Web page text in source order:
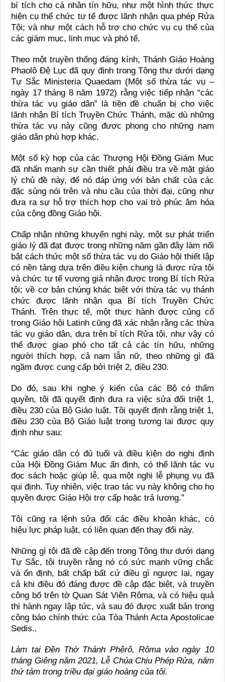
bí tích cho cá nhân tín hữu, như một hình thức thực
hiện cụ thể chức tư tế được lãnh nhận qua phép Rửa
Tội; và như một cách hỗ trợ cho chức vụ cụ thể của
các giám mục, linh mục và phó tế.
Theo một truyền thống đáng kính, Thánh Giáo Hoàng
Phaolô Đệ Lục đã quy định trong Tông thư dưới dạng
Tự Sắc Ministeria Quaedam (Một số thừa tác vụ –
ngày 17 tháng 8 năm 1972) rằng việc tiếp nhận “các
thừa tác vụ giáo dân” là tiền đề chuẩn bị cho việc
lãnh nhận Bí tích Truyền Chức Thánh, mặc dù những
thừa tác vụ này cũng được phong cho những nam
giáo dân phù hợp khác.
Một số kỳ họp của các Thượng Hội Đồng Giám Mục
đã nhấn mạnh sự cần thiết phải điều tra về mặt giáo
lý chủ đề này, để nó đáp ứng với bản chất của các
đặc sủng nói trên và nhu cầu của thời đại, cũng như
đưa ra sự hỗ trợ thích hợp cho vai trò phúc âm hóa
của cộng đồng Giáo hội.
Chấp nhận những khuyến nghị này, một sự phát triển
giáo lý đã đạt được trong những năm gần đây làm nổi
bật cách thức một số thừa tác vụ do Giáo hội thiết lập
có nền tảng dựa trên điều kiện chung là được rửa tội
và chức tư tế vương giả nhận được trong Bí tích Rửa
tội; về cơ bản chúng khác biệt với thừa tác vụ thánh
chức được lãnh nhận qua Bí tích Truyền Chức
Thánh. Trên thực tế, một thực hành được củng cố
trong Giáo hội Latinh cũng đã xác nhận rằng các thừa
tác vụ giáo dân, dựa trên bí tích Rửa tội, như vậy có
thể được giao phó cho tất cả các tín hữu, những
người thích hợp, cả nam lẫn nữ, theo những gì đã
ngầm được cung cấp bởi triệt 2, điều 230.
Do đó, sau khi nghe ý kiến của các Bộ có thẩm
quyền, tôi đã quyết định đưa ra việc sửa đổi triệt 1,
điều 230 của Bộ Giáo luật. Tôi quyết định rằng triệt 1,
điều 230 của Bộ Giáo luật trong tương lai được quy
định như sau:
“Các giáo dân có đủ tuổi và điều kiện do nghị định
của Hội Ðồng Giám Mục ấn định, có thể lãnh tác vụ
đọc sách hoặc giúp lễ, qua một nghi lễ phụng vụ đã
qui định. Tuy nhiên, việc trao tác vụ này không cho họ
quyền được Giáo Hội trợ cấp hoặc trả lương.”
Tôi cũng ra lệnh sửa đổi các điều khoản khác, có
hiệu lực pháp luật, có liên quan đến thay đổi này.
Những gì tôi đã đề cập đến trong Tông thư dưới dạng
Tự Sắc, tôi truyền rằng nó có sức mạnh vững chắc
và ổn định, bất chấp bất cứ điều gì ngược lại, ngay
cả khi điều đó đáng được đề cập đặc biệt, và truyền
công bố trên tờ Quan Sát Viên Rôma, và có hiệu quả
thi hành ngay lập tức, và sau đó được xuất bản trong
công báo chính thức của Tòa Thánh Acta Apostolicae
Sedis..
Làm tại Đền Thờ Thánh Phêrô, Rôma vào ngày 10
tháng Giêng năm 2021, Lễ Chúa Chịu Phép Rửa, năm
thứ tám trong triều đại giáo hoàng của tôi.